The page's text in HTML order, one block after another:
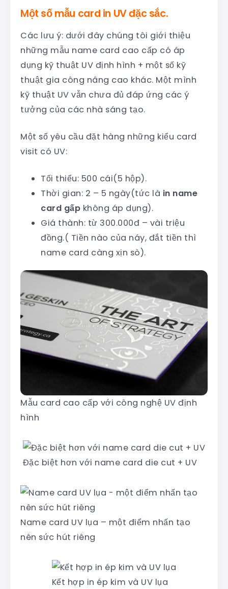
Một số mẫu card in UV đặc sắc.
Các lưu ý: dưới đây chúng tôi giới thiệu
những mẫu name card cao cấp có áp
dụng kỹ thuật UV định hình + một số kỹ
thuật gia công nâng cao khác. Một mình
kỹ thuật UV vẫn chưa đủ đáp ứng các ý
tưởng của các nhà sáng tạo.
Một số yêu cầu đặt hàng những kiểu card
visit có UV:
Tối thiểu: 500 cái(5 hộp).
Thời gian: 2 – 5 ngày(tức là in name
card gấp không áp dụng).
Giá thành: từ 300.000đ – vài triệu
đồng.( Tiền nào của náy, đắt tiền thì
name card càng xịn sò).
Mẫu card cao cấp với công nghệ UV định
hình
Đặc biệt hơn với name card die cut + UV
Name card UV lụa – một điểm nhấn tạo
nên sức hút riêng
Kết hợp in ép kim và UV lụa